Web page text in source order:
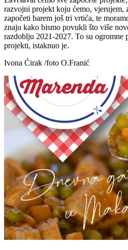
razvojni projekt koju ćemo, vjerujem,
započeti barem još tri vrtića, te
znaju kako bismo povukli što više
razdoblju 2021-2027. To su
projekti, istaknuo je.
Ivona Ćirak /foto O.Franić